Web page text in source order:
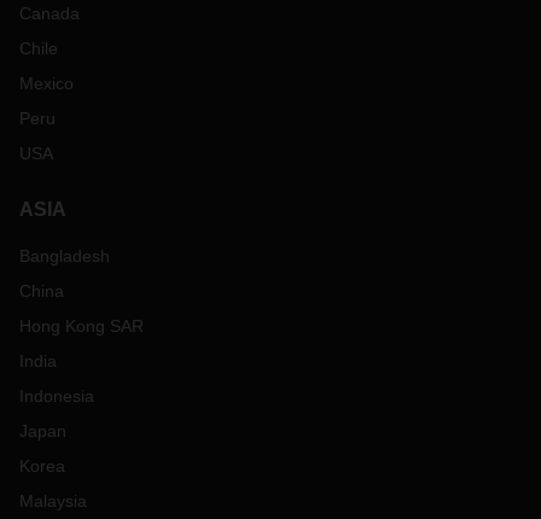
Canada
Chile
Mexico
Peru
USA
ASIA
Bangladesh
China
Hong Kong SAR
India
Indonesia
Japan
Korea
Malaysia